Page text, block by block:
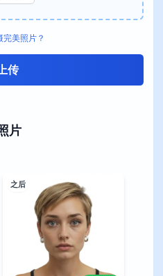
片
之后
完美照片？